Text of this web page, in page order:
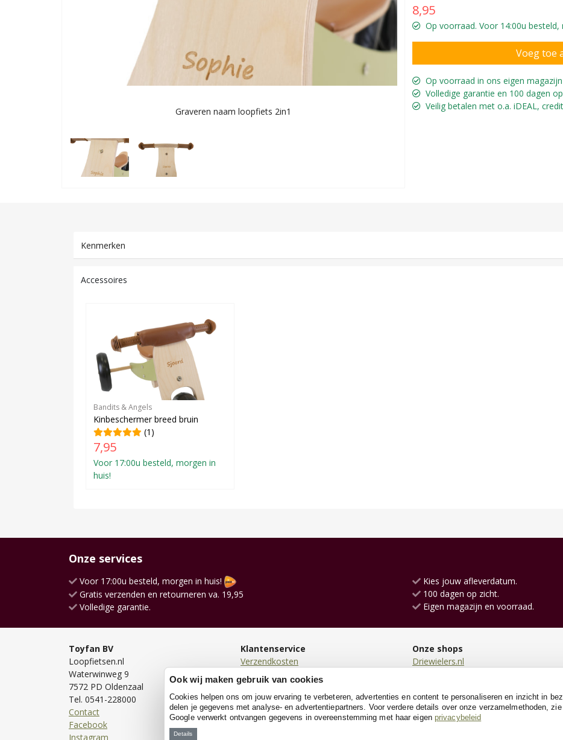
Graveren naam loopfiets 2in1 Naam op
8,95
Op voorraad. Voor 14:00u besteld,
Op voorraad in ons eigen magazijn
Volledige garantie en 100 dagen
Veilig betalen met o.a. iDEAL,
Kenmerken
Accessoires
Bandits & Angels
Kinbeschermer breed bruin
(1)
7,95
Voor 17:00u besteld, morgen in
huis!
Onze services
Voor 17:00u besteld, morgen in huis!
Gratis verzenden en retourneren va. 19,95
Volledige garantie.
Kies jouw afleverdatum.
100 dagen op zicht.
Eigen magazijn en voorraad.
Toyfan BV
Loopfietsen.nl
Waterwinweg 9
7572 PD Oldenzaal
Tel. 0541-228000
Contact
Facebook
Instagram
Klantenservice
Verzendkosten
Bezorgen
Bestellen
Betalen
Retourneren
Garantie
Onze shops
Driewielers.nl
TrampolineXL.nl
KinderfietsXL.nl
Poppenwagen.nl
Ook wij maken gebruik van cookies
Cookies helpen ons om jouw ervaring te verbeteren, advertenties en content te personaliseren en inzicht in
delen je gegevens met analyse- en advertentiepartners. Voor verdere details over onze verzamelmethoden,
Google verwerkt ontvangen gegevens in overeenstemming met haar eigen privacybeleid
Details